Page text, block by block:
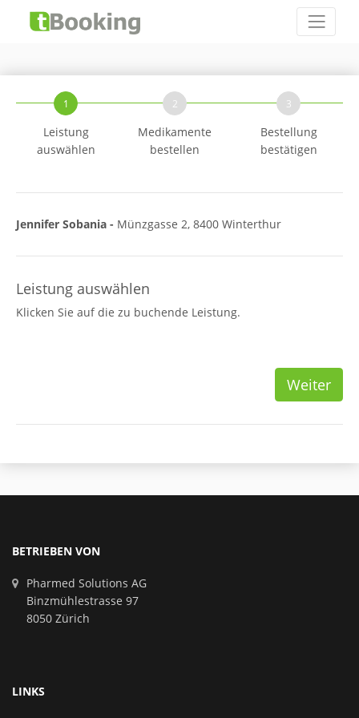
1
Leistung
auswählen
2
Medikamente
bestellen
3
Bestellung
bestätigen
Jennifer Sobania - Münzgasse 2, 8400 Winterthur
Leistung auswählen
Klicken Sie auf die zu buchende Leistung.
Weiter
BETRIEBEN VON
Pharmed Solutions AG
Binzmühlestrasse 97
8050 Zürich
LINKS